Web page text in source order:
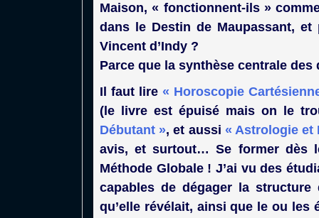
Maison, « fonctionnent-ils »
dans le Destin de Maupassant,
Vincent d’Indy ?
Parce que la synthèse centrale des
Il faut lire « Horoscopie
(le livre est épuisé mais on le
Débutant », et aussi « Astrologie et
avis, et surtout… Se former dès
Méthode Globale ! J’ai vu des
capables de dégager la
qu’elle révélait, ainsi que le ou